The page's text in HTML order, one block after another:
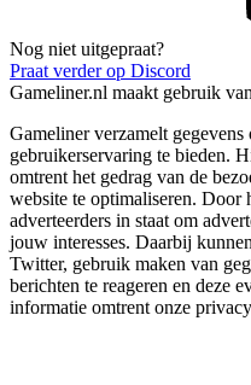
Nog niet uitgepraat?
Praat verder op Discord
Gameliner.nl maakt gebruik
Gameliner verzamelt
gebruikerservaring te bieden.
omtrent het gedrag van de
website te optimaliseren. Door
adverteerders in staat om
jouw interesses. Daarbij
Twitter, gebruik maken van
berichten te reageren en deze
informatie omtrent onze